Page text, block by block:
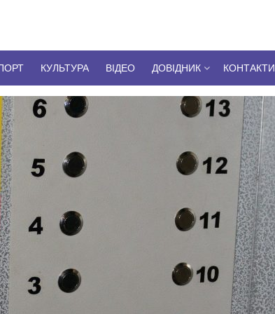
КУЛЬТУРА ВІДЕО ДОВІДНИК КОНТАКТИ